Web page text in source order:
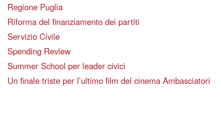
Regione Puglia
Riforma del finanziamento dei partiti
Servizio Civile
Spending Review
Summer School per leader civici
Un finale triste per l’ultimo film del cinema Ambasciatori